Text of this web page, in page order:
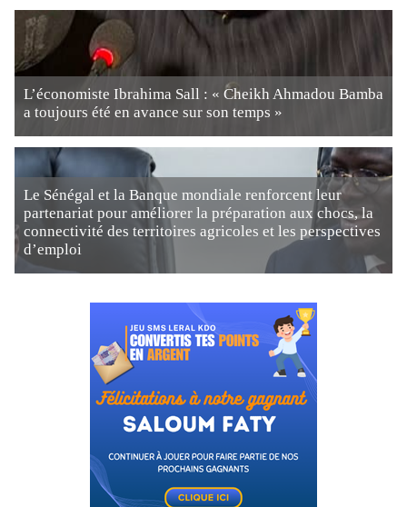
L’économiste Ibrahima Sall : « Cheikh Ahmadou Bamba
a toujours été en avance sur son temps »
Le Sénégal et la Banque mondiale renforcent leur
partenariat pour améliorer la préparation aux chocs, la
connectivité des territoires agricoles et les perspectives
d’emploi